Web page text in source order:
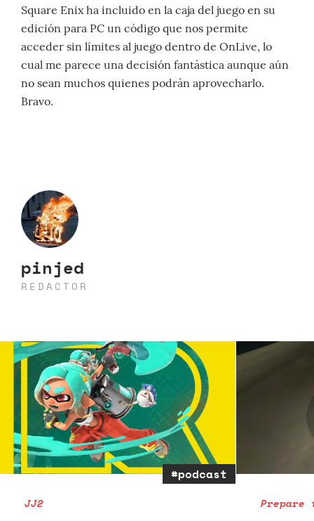
Square Enix ha incluido en la caja del juego en su
edición para PC un código que nos permite
acceder sin límites al juego dentro de OnLive, lo
cual me parece una decisión fantástica aunque aún
no sean muchos quienes podrán aprovecharlo.
Bravo.
pinjed
REDACTOR
#podcast
JJ2